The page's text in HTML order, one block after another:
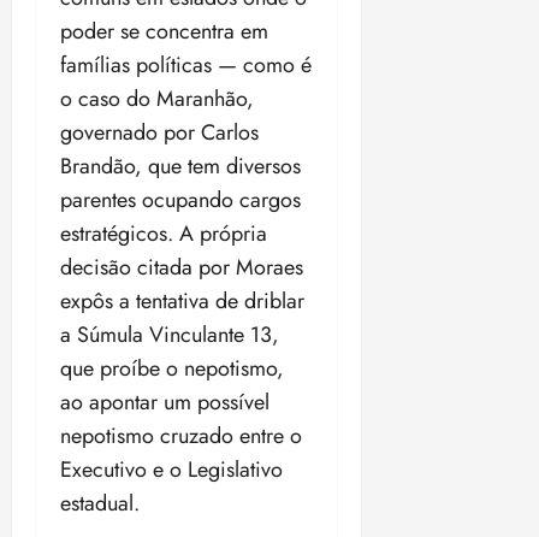
poder se concentra em
famílias políticas — como é
o caso do Maranhão,
governado por Carlos
Brandão, que tem diversos
parentes ocupando cargos
estratégicos. A própria
decisão citada por Moraes
expôs a tentativa de driblar
a Súmula Vinculante 13,
que proíbe o nepotismo,
ao apontar um possível
nepotismo cruzado entre o
Executivo e o Legislativo
estadual.